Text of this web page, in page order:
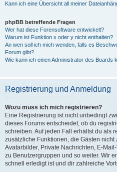
Kann ich eine Übersicht all meiner
phpBB betreffende Fragen
Wer hat diese Forensoftware entwickelt?
Warum ist Funktion x oder y nicht enthalten?
An wen soll ich mich wenden, falls es
Forum gibt?
Wie kann ich einen Administrator des Boards
Registrierung und Anmeldung
Wozu muss ich mich registrieren?
Eine Registrierung ist nicht unbedingt
dieses Forums entscheidet, ob du
schreiben. Auf jeden Fall erhältst du als
zusätzliche Funktionen, die Gästen nicht
Avatarbilder, Private Nachrichten, E-
zu Benutzergruppen und so weiter. Wir
schnell erledigt ist und dir zahlreiche